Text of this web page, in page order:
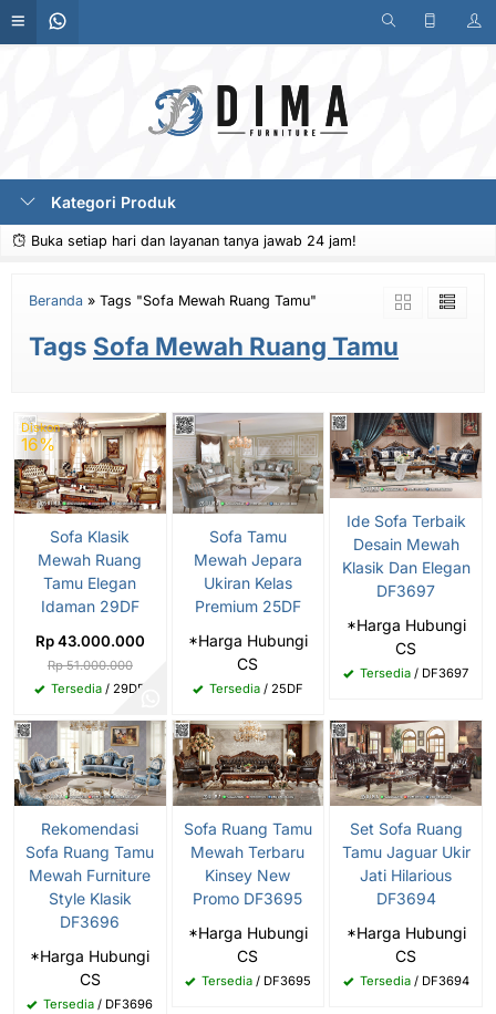
Kategori Produk
Buka setiap hari dan layanan tanya jawab 24 jam!
Beranda » Tags "Sofa Mewah Ruang Tamu"
Tags Sofa Mewah Ruang Tamu
Diskon
16%
Sofa Klasik
Mewah Ruang
Tamu Elegan
Idaman 29DF
Rp 43.000.000
Rp 51.000.000
Tersedia / 29DF
Sofa Tamu
Mewah Jepara
Ukiran Kelas
Premium 25DF
*Harga Hubungi
CS
Tersedia/ 25DF
Ide Sofa Terbaik
Desain Mewah
Klasik Dan Elegan
DF3697
*Harga Hubungi
CS
Tersedia / DF3697
Rekomendasi
Sofa Ruang Tamu
Mewah Furniture
Style Klasik
DF3696
*Harga Hubungi
CS
Tersedia / DF3696
Sofa Ruang Tamu
Mewah Terbaru
Kinsey New
Promo DF3695
*Harga Hubungi
CS
Tersedia/ DF3695
Set Sofa Ruang
Tamu Jaguar Ukir
Jati Hilarious
DF3694
*Harga Hubungi
CS
Tersedia/ DF3694